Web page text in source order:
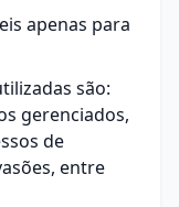
apenas para
são:
gerenciados,
de
entre